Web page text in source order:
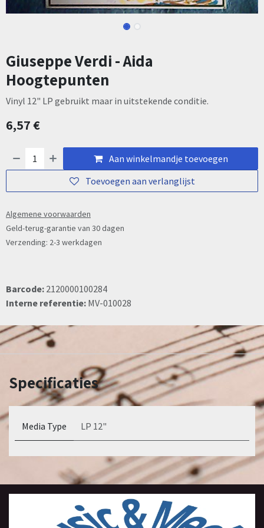
Giuseppe Verdi - Aida
Hoogtepunten
Vinyl 12" LP gebruikt maar in uitstekende conditie.
6,57€
Aan winkelmandje toevoegen
Toevoegen aan verlanglijst
Algemene voorwaarden
Geld-terug-garantie van 30 dagen
Verzending: 2-3 werkdagen
Barcode: 2120000100284
Interne referentie: MV-010028
Specificaties
Media Type LP 12"